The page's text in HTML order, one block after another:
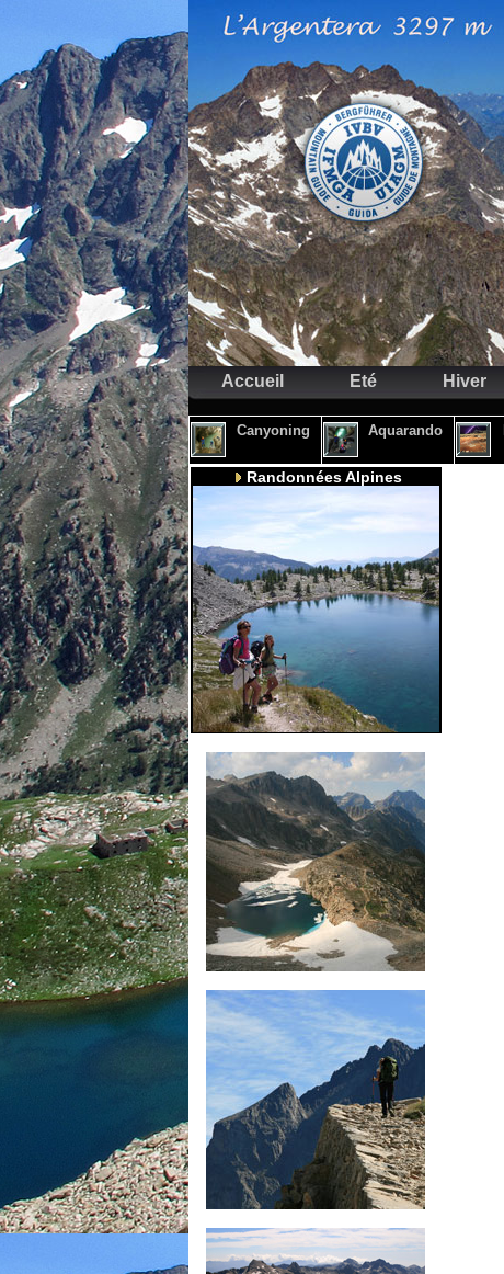
Accueil Eté Hiver
Canyoning Aquarando
Randonnées Alpines